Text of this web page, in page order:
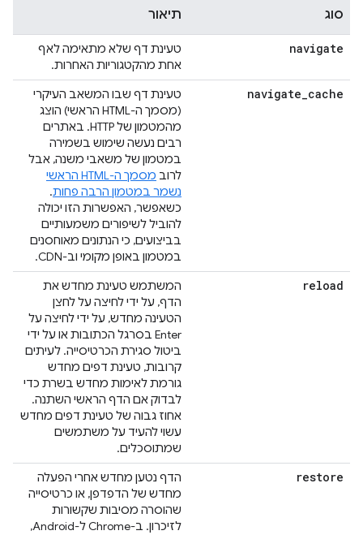
סוג תיאור
navigate
טעינת דף שלא מתאימה לאף
אחת מהקטגוריות האחרות.
navigate_cache
טעינת דף שבו המשאב העיקרי
(מסמך ה-HTML הראשי) הוצג
מהמטמון של HTTP. באתרים
רבים נעשה שימוש בשמירה
במטמון של משאבי משנה, אבל
לרוב
מסמך ה-HTML הראשי
נשמר במטמון הרבה פחות.
כשאפשר, האפשרות הזו יכולה
להוביל לשיפורים משמעותיים
בביצועים, כי הנתונים מאוחסנים
במטמון באופן מקומי וב-CDN.
reload
המשתמש טעינת מחדש את
הדף, על ידי לחיצה על לחצן
הטעינה מחדש, על ידי לחיצה על
Enter בסרגל הכתובות או על ידי
ביטול סגירת הכרטיסייה. לעיתים
קרובות, טעינת דפים מחדש
גורמת לאימות מחדש בשרת כדי
לבדוק אם הדף הראשי השתנה.
אחוז גבוה של טעינת דפים מחדש
עשוי להעיד על משתמשים
שמתוסכלים.
restore
הדף נטען מחדש אחרי הפעלה
מחדש של הדפדפן, או כרטיסייה
שהוסרה מסיבות שקשורות
לזיכרון. ב-Chrome ל-Android,